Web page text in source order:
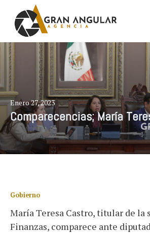
Enero 27, 2023
Comparecencias; María
Gobierno
María Teresa Castro, titular de la
Finanzas, comparece ante